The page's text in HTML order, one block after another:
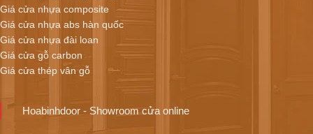
Giá cửa nhựa composite
Giá cửa nhựa abs hàn quốc
Giá cửa nhựa đài loan
Giá cửa gỗ carbon
Giá cửa thép vân gỗ
Hoabinhdoor - Showroom cửa online